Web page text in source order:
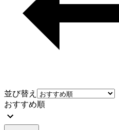
並び替え
おすすめ順